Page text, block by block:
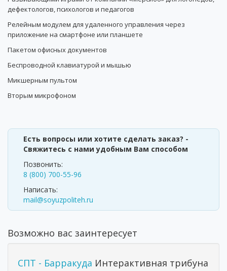
дефектологов, психологов и педагогов
Релейным модулем для удаленного управления через
приложение на смартфоне или планшете
Пакетом офисных документов
Беспроводной клавиатурой и мышью
Микшерным пультом
Вторым микрофоном
Есть вопросы или хотите сделать заказ? -
Свяжитесь с нами удобным Вам способом
Позвонить:
8 (800) 700-55-96
Написать:
mail@soyuzpoliteh.ru
Возможно вас заинтересует
СПТ - Барракуда Интерактивная трибуна